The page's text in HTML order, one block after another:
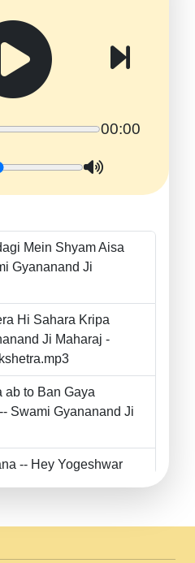
00:00
Mein Shyam Aisa
Gyananand Ji
Hi Sahara Kripa
Ji Maharaj -
ab to Ban Gaya
Swami Gyananand Ji
-- Hey Yogeshwar
Ji Maharaj.mp3